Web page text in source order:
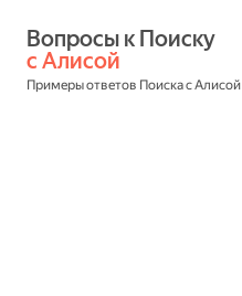
с Алисой
Примеры ответов Поиска с Алисой